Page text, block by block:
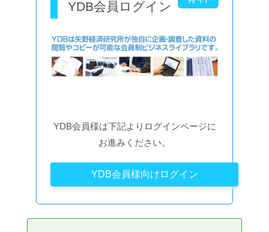
YDB会員ログイン
YDB会員様は下記よりログインページに
お進みください。
YDB会員様向けログイン